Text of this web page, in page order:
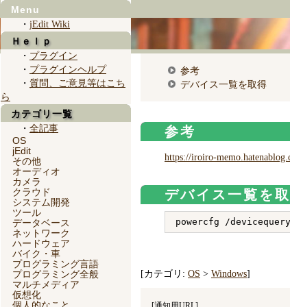
参考
デバイス一覧を取得
参考
https://iroiro-
デバイス一覧を
[カテゴリ: OS > Windows]
Menu
・ jEdit Wiki
Ｈｅｌｐ
・ プラグイン
・ プラグインヘルプ
・ 質問、ご意見等はこち
ら
カテゴリ一覧
・ 全記事
OS
jEdit
その他
オーディオ
カメラ
クラウド
システム開発
ツール
データベース
ネットワーク
ハードウェア
バイク・車
プログラミング言語
プログラミング全般
マルチメディア
仮想化